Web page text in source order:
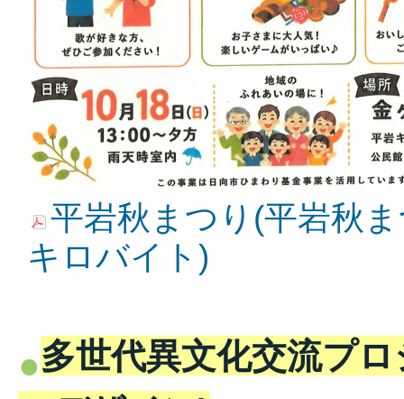
平岩秋まつり(平岩秋
キロバイト)
多世代異文化交流プ